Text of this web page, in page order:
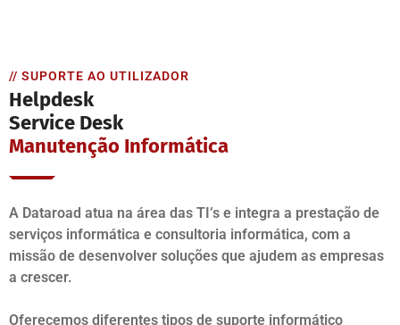
// SUPORTE AO UTILIZADOR
Helpdesk
Service Desk
Manutenção Informática
A Dataroad atua na área das TI’s e integra a prestação de
serviços informática e consultoria informática, com a
missão de desenvolver soluções que ajudem as empresas
a crescer.
Oferecemos diferentes tipos de suporte informático